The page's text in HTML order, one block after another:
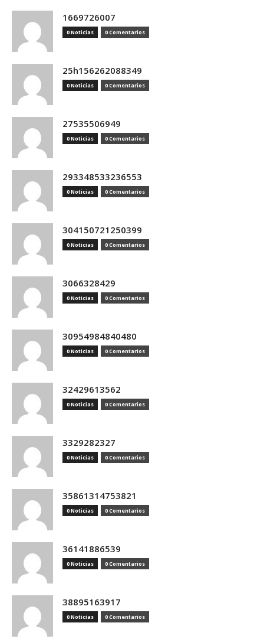
1669726007
0 Noticias 0 Comentarios
25h156262088349
0 Noticias 0 Comentarios
27535506949
0 Noticias 0 Comentarios
293348533236553
0 Noticias 0 Comentarios
304150721250399
0 Noticias 0 Comentarios
3066328429
0 Noticias 0 Comentarios
30954984840480
0 Noticias 0 Comentarios
32429613562
0 Noticias 0 Comentarios
3329282327
0 Noticias 0 Comentarios
35861314753821
0 Noticias 0 Comentarios
36141886539
0 Noticias 0 Comentarios
38895163917
0 Noticias 0 Comentarios